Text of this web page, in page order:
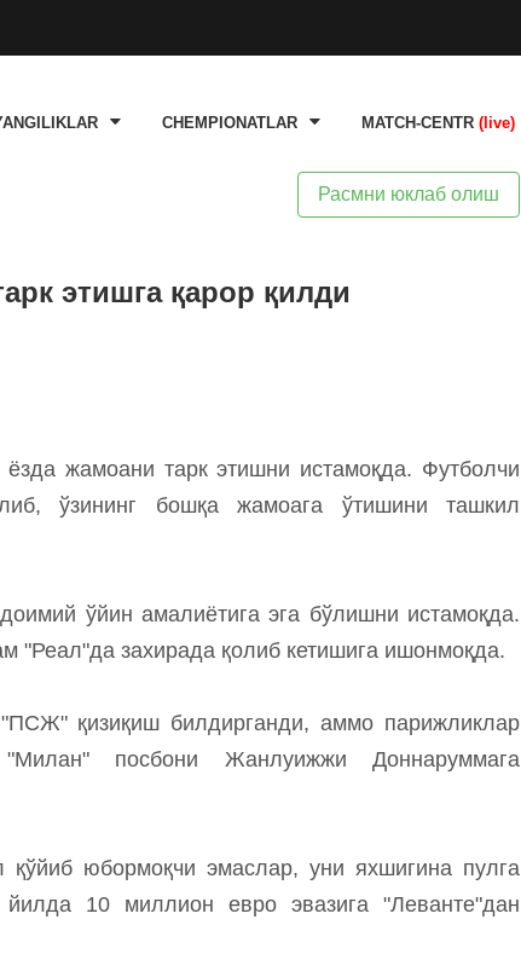
CHEMPIONATLAR MATCH-CENTR (live)
Расмни юклаб олиш
этишга қарор қилди
жамоани тарк этишни истамоқда. Футболчи
ўзининг бошқа жамоага ўтишини ташкил
ўйин амалиётига эга бўлишни истамоқда.
"Реал"да захирада қолиб кетишига ишонмоқда.
"ПСЖ" қизиқиш билдирганди, аммо парижликлар
"Милан" посбони Жанлуижжи Доннаруммага
юбормоқчи эмаслар, уни яхшигина пулга
10 миллион евро эвазига "Леванте"дан